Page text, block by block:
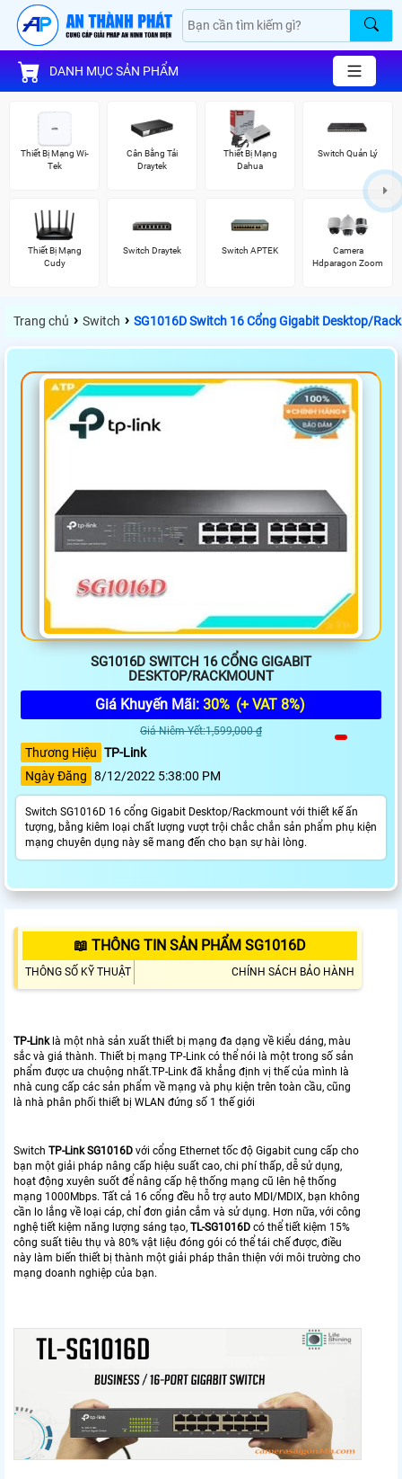
DANH MỤC SẢN PHẨM
Thiết Bị Mạng Wi-
Tek
Cân Bằng Tải
Draytek
Thiết Bị Mạng
Dahua
Switch Quản Lý
Thiết Bị Mạng
Cudy
Switch Draytek Switch APTEK
Camera
Hdparagon Zoom
Trang chủ › Switch › SG1016D Switch 16 Cổng Gigabit Desktop/
SG1016D SWITCH 16 CỔNG GIGABIT
DESKTOP/RACKMOUNT
Giá Khuyến Mãi: 30% (+ VAT 8%)
Giá Niêm Yết:1,599,000 ₫
Thương Hiệu TP-Link
Ngày Đăng 8/12/2022 5:38:00 PM
Switch SG1016D 16 cổng Gigabit Desktop/Rackmount với thiết kế ấn
tượng, bằng kiêm loại chất lượng vượt trội chắc chắn sản phẩm phụ kiện
mạng chuyên dụng này sẽ mang đến cho bạn sự hài lòng.
📖 THÔNG TIN SẢN PHẨM SG1016D
THÔNG SỐ KỸ THUẬT CHÍNH SÁCH BẢO HÀNH
TP-Link là một nhà sản xuất thiết bị mạng đa dạng về kiểu dáng, màu
sắc và giá thành. Thiết bị mạng TP-Link có thể nói là một trong số sản
phẩm được ưa chuộng nhất.TP-Link đã khẳng định vị thế của mình là
nhà cung cấp các sản phẩm về mạng và phụ kiện trên toàn cầu, cũng
là nhà phân phối thiết bị WLAN đứng số 1 thế giới
Switch TP-Link SG1016D với cổng Ethernet tốc độ Gigabit cung cấp cho
bạn một giải pháp nâng cấp hiệu suất cao, chi phí thấp, dễ sử dụng,
hoạt động xuyên suốt để nâng cấp hệ thống mạng cũ lên hệ thống
mạng 1000Mbps. Tất cả 16 cổng đều hỗ trợ auto MDI/MDIX, bạn không
cần lo lắng về loại cáp, chỉ đơn giản cắm và sử dụng. Hơn nữa, với công
nghệ tiết kiệm năng lượng sáng tạo, TL-SG1016D có thể tiết kiệm 15%
công suất tiêu thụ và 80% vật liệu đóng gói có thể tái chế được, điều
này làm biến thiết bị thành một giải pháp thân thiện với môi trường cho
mạng doanh nghiệp của bạn.